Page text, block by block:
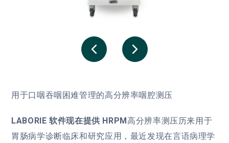
用于口咽吞咽困难管理的高分辨率咽腔测压
LABORIE 软件现在提供 HRPM 高分辨率测压历来用于
胃肠病学诊断临床和研究应用，最近发现在言语病理学